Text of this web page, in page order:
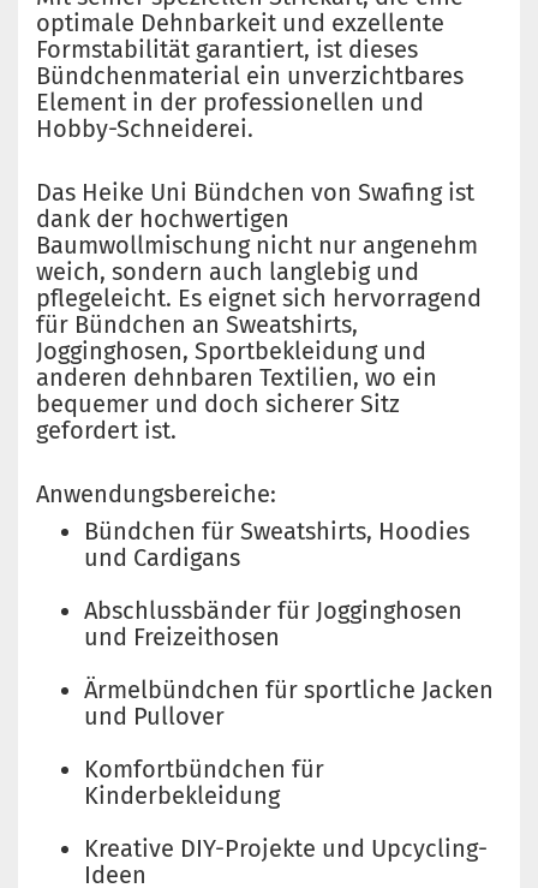
optimale Dehnbarkeit und exzellente
Formstabilität garantiert, ist dieses
Bündchenmaterial ein unverzichtbares
Element in der professionellen und
Hobby-Schneiderei.
Das Heike Uni Bündchen von Swafing ist
dank der hochwertigen
Baumwollmischung nicht nur angenehm
weich, sondern auch langlebig und
pflegeleicht. Es eignet sich hervorragend
für Bündchen an Sweatshirts,
Jogginghosen, Sportbekleidung und
anderen dehnbaren Textilien, wo ein
bequemer und doch sicherer Sitz
gefordert ist.
Anwendungsbereiche:
Bündchen für Sweatshirts, Hoodies
und Cardigans
Abschlussbänder für Jogginghosen
und Freizeithosen
Ärmelbündchen für sportliche Jacken
und Pullover
Komfortbündchen für
Kinderbekleidung
Kreative DIY-Projekte und Upcycling-
Ideen